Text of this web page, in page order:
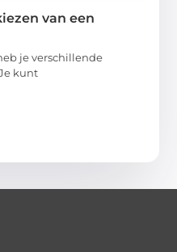
van een
je verschillende
kunt